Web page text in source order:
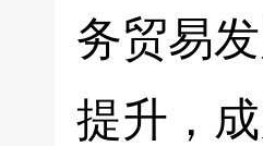
务贸易
提升，